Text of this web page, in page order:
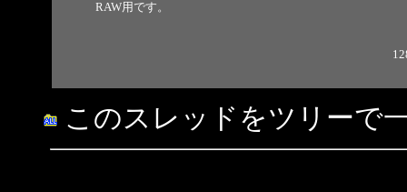
RAW用です。
このスレッドをツリーで